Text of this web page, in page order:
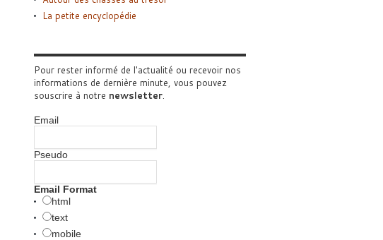
La petite encyclopédie
Pour rester informé de l'actualité ou recevoir nos
informations de dernière minute, vous pouvez
souscrire à notre newsletter.
Email
Pseudo
Email Format
html
text
mobile